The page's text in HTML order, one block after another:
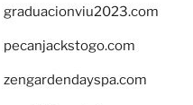
graduacionviu2023.com
pecanjackstogo.com
zengardendayspa.com